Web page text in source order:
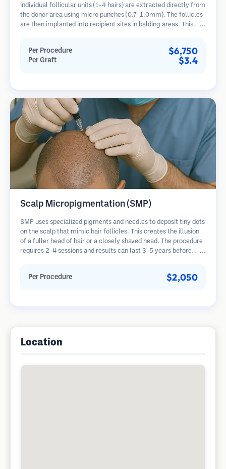
individual follicular units (1-4 hairs) are extracted directly from
the donor area using micro punches (0.7-1.0mm). The follicles
are then implanted into recipient sites in balding areas. This
Per Procedure $6,750
Per Graft $3.4
Scalp Micropigmentation (SMP)
SMP uses specialized pigments and needles to deposit tiny dots
on the scalp that mimic hair follicles. This creates the illusion
of a fuller head of hair or a closely shaved head. The procedure
requires 2-4 sessions and results can last 3-5 years before
Per Procedure $2,050
Location